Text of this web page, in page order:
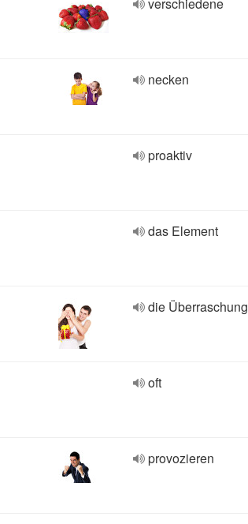
necken
proaktiv
das Element
die Überraschung
oft
provozieren